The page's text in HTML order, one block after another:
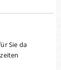
Sie da